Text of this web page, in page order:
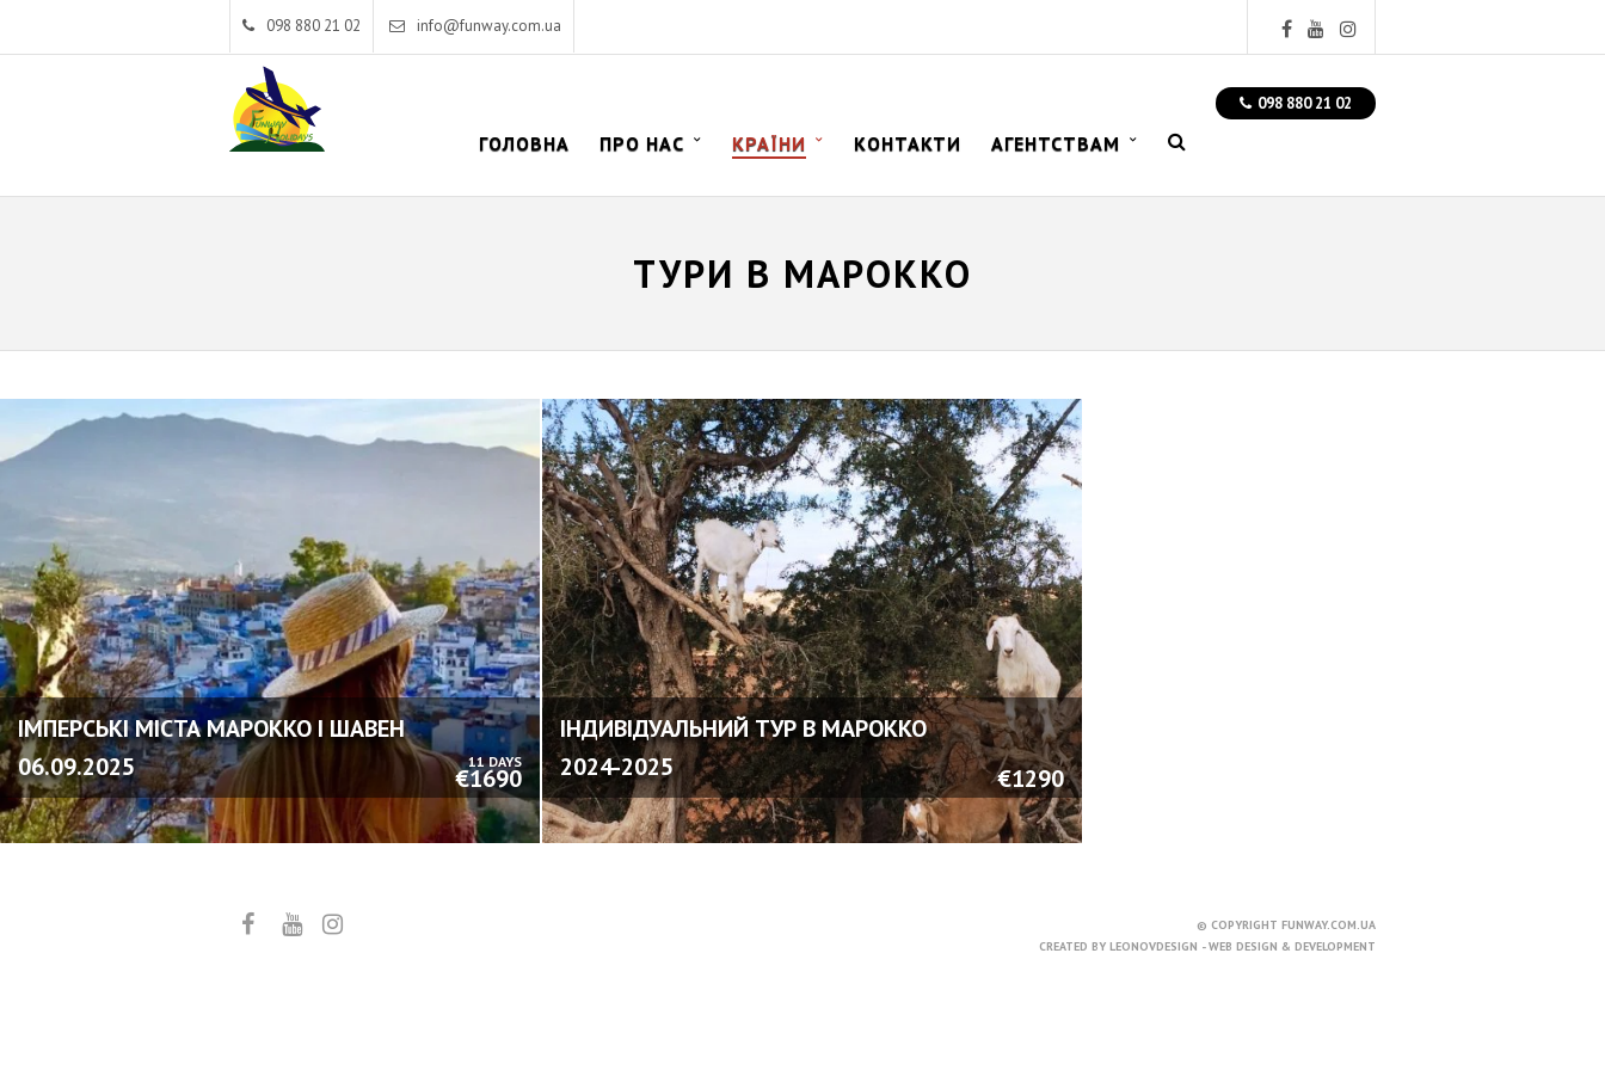
098 880 21 02 info@funway.com.ua
098 880 21 02
ГОЛОВНА ПРО НАС КРАЇНИ КОНТАКТИ АГЕНТСТВАМ
ТУРИ В МАРОККО
ІМПЕРСЬКІ МІСТА МАРОККО І ШАВЕН
06.09.2025
11 DAYS
€1690
ІНДИВІДУАЛЬНИЙ ТУР В МАРОККО
2024-2025
€1290
© COPYRIGHT FUNWAY.COM.UA
CREATED BY LEONOVDESIGN - WEB DESIGN & DEVELOPMENT